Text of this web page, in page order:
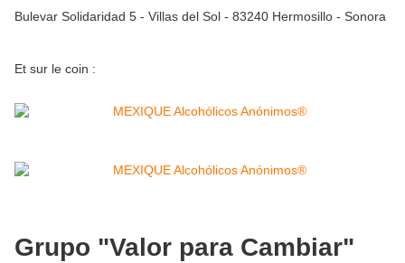
Bulevar Solidaridad 5 - Villas del Sol - 83240 Hermosillo - Sonora
Et sur le coin :
Grupo "Valor para Cambiar"